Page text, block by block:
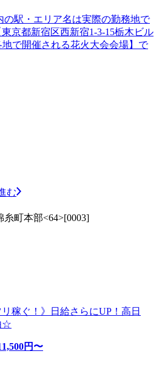
駅・エリア名は実際の勤務地で
京都新宿区西新宿1-3-15栃木ビル
で開催される花火大会会場】で
む
町本部<64>[0003]
稼ぐ！》日給さらにUP！高日
☆
円〜